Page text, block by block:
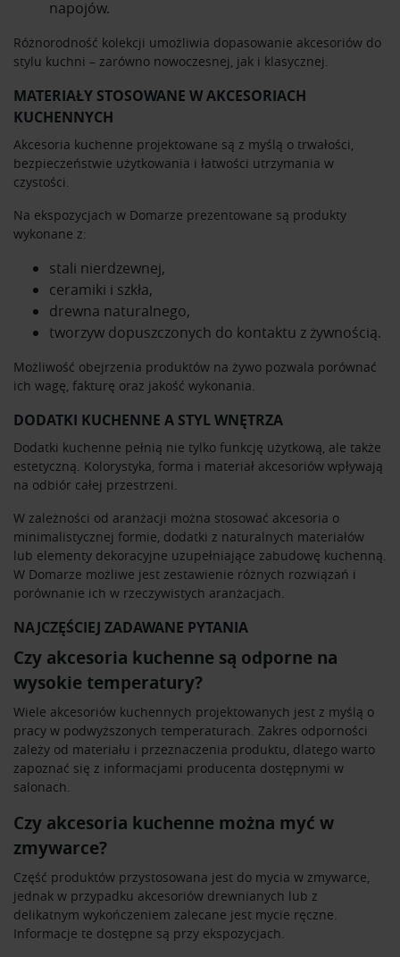
napojów.
Różnorodność kolekcji umożliwia dopasowanie akcesoriów do
stylu kuchni – zarówno nowoczesnej, jak i klasycznej.
MATERIAŁY STOSOWANE W AKCESORIACH
KUCHENNYCH
Akcesoria kuchenne projektowane są z myślą o trwałości,
bezpieczeństwie użytkowania i łatwości utrzymania w
czystości.
Na ekspozycjach w Domarze prezentowane są produkty
wykonane z:
stali nierdzewnej,
ceramiki i szkła,
drewna naturalnego,
tworzyw dopuszczonych do kontaktu z żywnością.
Możliwość obejrzenia produktów na żywo pozwala porównać
ich wagę, fakturę oraz jakość wykonania.
DODATKI KUCHENNE A STYL WNĘTRZA
Dodatki kuchenne pełnią nie tylko funkcję użytkową, ale także
estetyczną. Kolorystyka, forma i materiał akcesoriów wpływają
na odbiór całej przestrzeni.
W zależności od aranżacji można stosować akcesoria o
minimalistycznej formie, dodatki z naturalnych materiałów
lub elementy dekoracyjne uzupełniające zabudowę kuchenną.
W Domarze możliwe jest zestawienie różnych rozwiązań i
porównanie ich w rzeczywistych aranżacjach.
NAJCZĘŚCIEJ ZADAWANE PYTANIA
Czy akcesoria kuchenne są odporne na
wysokie temperatury?
Wiele akcesoriów kuchennych projektowanych jest z myślą o
pracy w podwyższonych temperaturach. Zakres odporności
zależy od materiału i przeznaczenia produktu, dlatego warto
zapoznać się z informacjami producenta dostępnymi w
salonach.
Czy akcesoria kuchenne można myć w
zmywarce?
Część produktów przystosowana jest do mycia w zmywarce,
jednak w przypadku akcesoriów drewnianych lub z
delikatnym wykończeniem zalecane jest mycie ręczne.
Informacje te dostępne są przy ekspozycjach.